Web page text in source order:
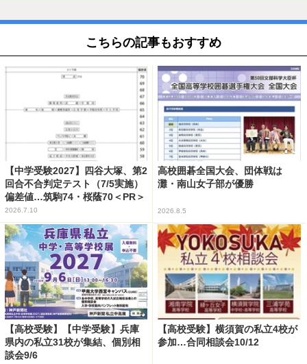
こちらの記事もおすすめ
【中学受験2027】四谷大塚、第2
回合不合判定テスト（7/5実施）
偏差値…筑駒74・桜蔭70＜PR＞
2026.7.10
高校囲碁全国大会、団体戦は
灘・南山女子部が優勝
2026.8.5
【高校受験】【中学受験】兵庫
県内の私立31校が集結、個別相
談会9/6
【高校受験】横須賀の私立4校が
参加…合同相談会10/12